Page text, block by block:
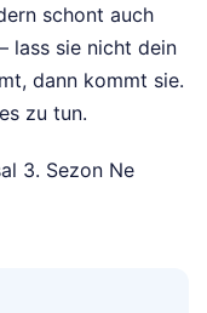
schont auch
lass sie nicht dein
dann kommt sie.
zu tun.
3. Sezon Ne